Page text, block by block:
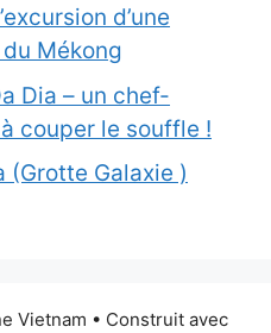
d’une
Mékong
Dia – un chef-
couper le souffle !
(Grotte Galaxie )
Vietnam • Construit avec